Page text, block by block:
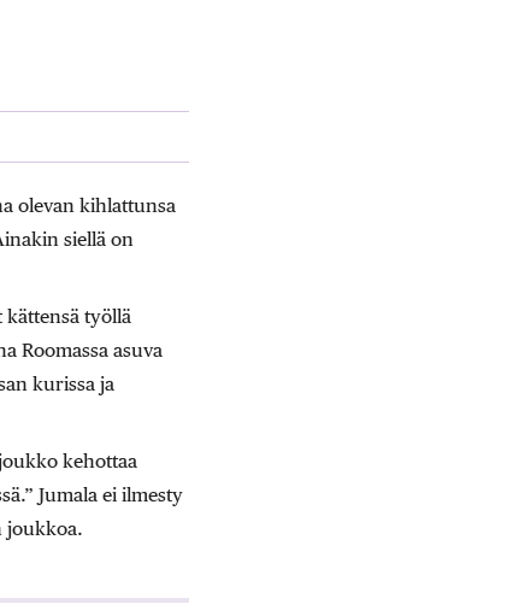
olevan kihlattunsa
siellä on
kättensä työllä
Roomassa asuva
kurissa ja
kehottaa
­Jumala ei ilmesty
joukkoa.